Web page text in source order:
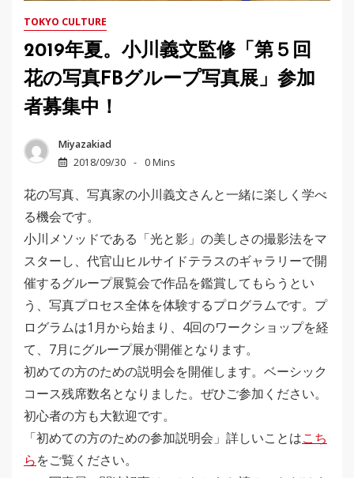
TOKYO CULTURE
2019年夏。小川義文監修「第５回
花の写真FBグループ写真展」参加
者募集中！
Miyazakiad
2018/09/30
0 Mins
花の写真、写真家の小川義文さんと一緒に楽しく学べ
る機会です。
小川メソッドである「光と影」の美しさの撮影法をマ
スターし、代官山ヒルサイドテラスのギャラリーで開
催するグループ展覧会で作品を鑑賞してもらうとい
う、写真プロセス全体を体験するプログラムです。プ
ログラムは1月から始まり、4回のワークショップを経
て、7月にグループ展が開催となります。
初めての方のための説明会を開催します。ベーシック
コース残席数名となりました。ぜひご参加ください。
初心者の方も大歓迎です。
「初めての方のための参加説明会」詳しいことはこち
らをご覧ください。